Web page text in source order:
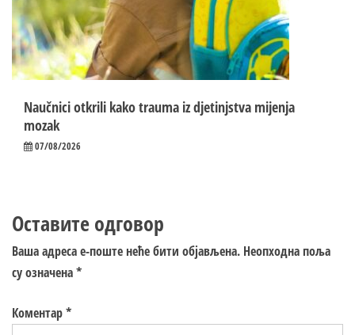
Naučnici otkrili kako trauma iz d‌jetinjstva mijenja
mozak
07/08/2026
Оставите одговор
Ваша адреса е-поште неће бити објављена. Неопходна поља
су означена*
Коментар*